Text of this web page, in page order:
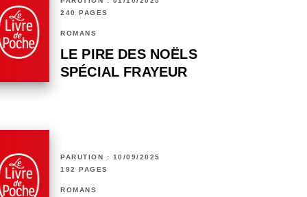
240 PAGES
ROMANS
LE PIRE DES NOËLS
SPÉCIAL FRAYEUR
PARUTION : 10/09/2025
192 PAGES
ROMANS